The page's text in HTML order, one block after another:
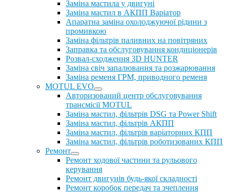
Заміна мастила у двигуні
Заміна мастил в АКПП Варіатор
Апаратна заміна охолоджуючої рідини з
промивкою
Заміна фільтрів паливних на повітряних
Заправка та обслуговування кондиціонерів
Розвал-сходження 3D HUNTER
Заміна свіч запалювання та розжарювання
Заміна ременя ГРМ, приводного ременя
MOTUL EVO
Авторизований центр обслуговування
трансмісії MOTUL
Заміна мастил, фільтрів DSG та Power Shift
Заміна мастил, фільтрів АКПП
Заміна мастил, фільтрів варіаторних КПП
Заміна мастил, фільтрів роботизованих КПП
Ремонт
Ремонт ходової частини та рульового
керування
Ремонт двигунів будь-якої складності
Ремонт коробок передач та зчеплення